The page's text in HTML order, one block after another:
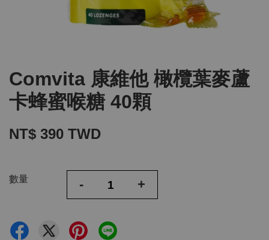
Comvita 康維他 橄欖葉麥蘆
卡蜂蜜喉糖 40顆
NT$ 390 TWD
數量 - +